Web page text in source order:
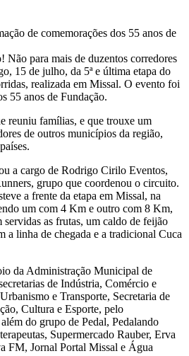
de comemorações dos 55 anos de
Não para mais de duzentos corredores
15 de julho, da 5ª e última etapa do
realizada em Missal. O evento foi
55 anos de Fundação.
reuniu famílias, e que trouxe um
de outros municípios da região,
a cargo de Rodrigo Cirilo Eventos,
grupo que coordenou o circuito.
a frente da etapa em Missal, na
um com 4 Km e outro com 8 Km,
servidas as frutas, um caldo de feijão
a linha de chegada e a tradicional Cuca
da Administração Municipal de
de Indústria, Comércio e
e Transporte, Secretaria de
Cultura e Esporte, pelo
do grupo de Pedal, Pedalando
Supermercado Rauber, Erva
FM, Jornal Portal Missal e Água